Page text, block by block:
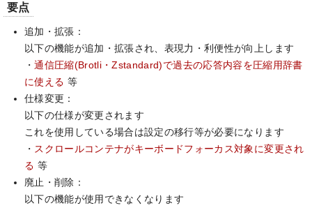
要点
追加・拡張：
以下の機能が追加・拡張され、表現力・利便性が向上します
・通信圧縮(Brotli・Zstandard)で過去の応答内容を圧縮用辞書
に使える 等
仕様変更：
以下の仕様が変更されます
これを使用している場合は設定の移行等が必要になります
・ スクロールコンテナがキーボードフォーカス対象に変更され
る 等
廃止・削除：
以下の機能が使用できなくなります